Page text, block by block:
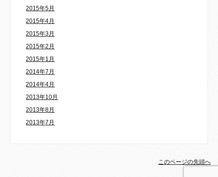
2015年5月
2015年4月
2015年3月
2015年2月
2015年1月
2014年7月
2014年4月
2013年10月
2013年8月
2013年7月
このページの先頭へ